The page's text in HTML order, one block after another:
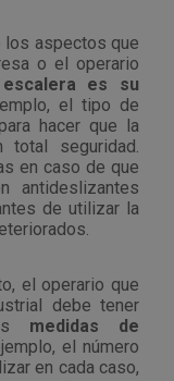
los aspectos que
o el operario
es su
el tipo de
hacer que la
total seguridad.
en caso de que
antideslizantes
de utilizar la
el operario que
debe tener
medidas de
el número
en cada caso,